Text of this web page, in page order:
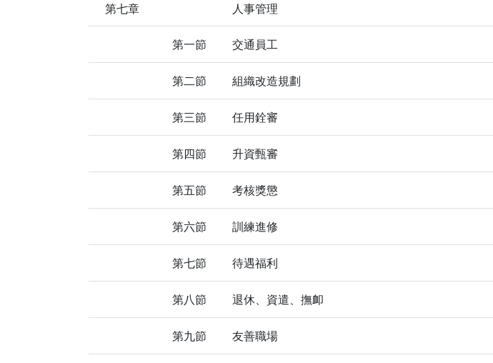
第七章 人事管理
第一節 交通員工
第二節 組織改造規劃
第三節 任用銓審
第四節 升資甄審
第五節 考核獎懲
第六節 訓練進修
第七節 待遇福利
第八節 退休、資遣、撫卹
第九節 友善職場